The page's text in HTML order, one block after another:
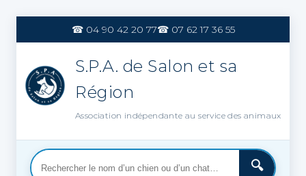
contenu
☎ 04 90 42 20 77☎ 07 62 17 36 55
S.P.A. de Salon et sa
Région
Association indépendante au service des animaux